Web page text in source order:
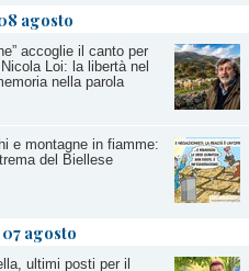
agosto
accoglie il canto per
Loi: la libertà nel
nella parola
e montagne in fiamme:
del Biellese
agosto
ultimi posti per il